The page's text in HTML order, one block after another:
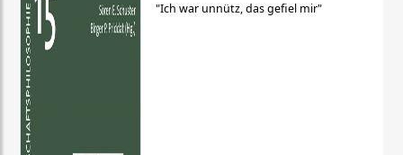
"Ich war unnütz, das gefiel mir"